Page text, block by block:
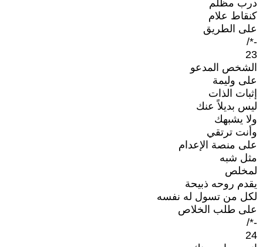
درب مظلم
كنقاط علام
على الطريق
-*/
23
الشخص المدعو
على وليمة
إثبات الذات
ليس بديلاً عنك
ولا يشبهك
وأنت ترتقي
على منصة الإعدام
مثل شبه
لمخلص
يقدم روحه ذبيحة
لكل من تسول له نفسه
على طلب الخلاص
-*/
24